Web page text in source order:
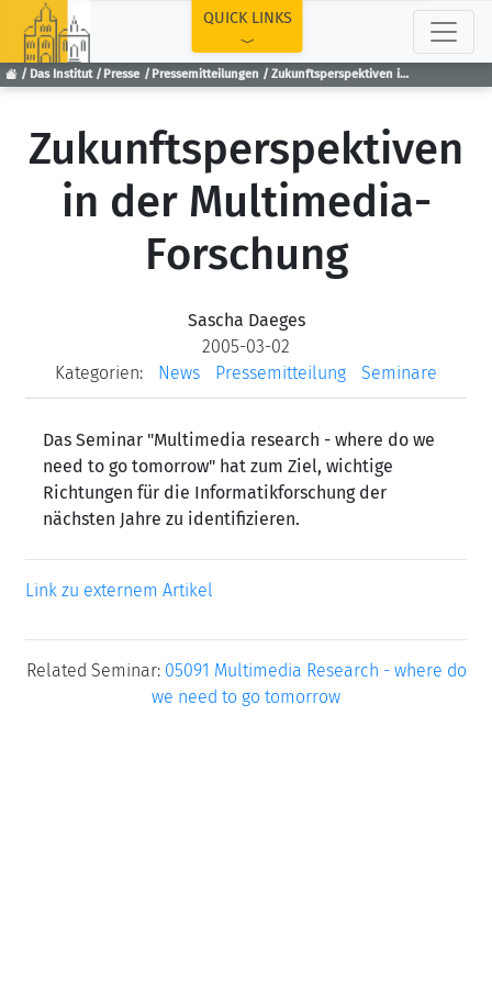
Das Institut Presse Pressemitteilungen Zukunftsperspektiven in der Multimedia-Forschung
QUICK LINKS
Zukunftsperspektiven
in der Multimedia-
Forschung
Sascha Daeges
2005-03-02
Kategorien:
News Pressemitteilung Seminare
Das Seminar "Multimedia research - where do we
need to go tomorrow" hat zum Ziel, wichtige
Richtungen für die Informatikforschung der
nächsten Jahre zu identifizieren.
Link zu externem Artikel
Related Seminar: 05091 Multimedia Research - where do
we need to go tomorrow